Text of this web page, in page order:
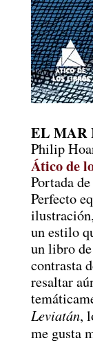
EL MAR
Philip
Ático de
Portada
Perfecto
un estilo
un libro
contrasta
resaltar
Leviatán,
me gusta